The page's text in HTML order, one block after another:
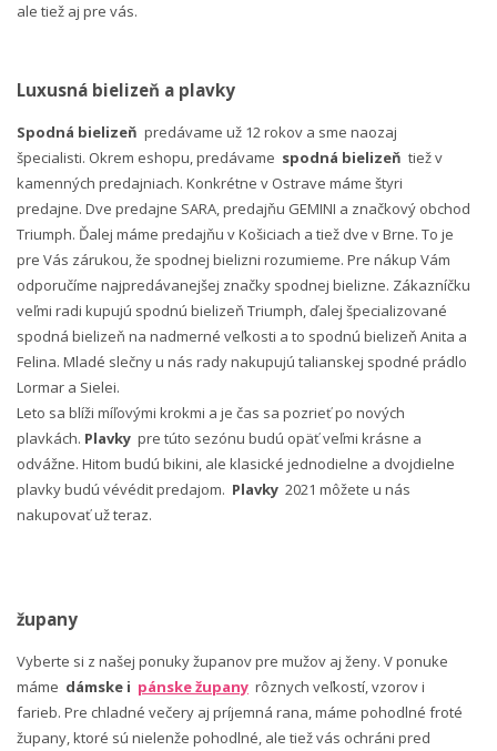
ale tiež aj pre vás.
Luxusná bielizeň a plavky
Spodná bielizeň predávame už 12 rokov a sme naozaj
špecialisti. Okrem eshopu, predávame spodná bielizeň tiež v
kamenných predajniach. Konkrétne v Ostrave máme štyri
predajne. Dve predajne SARA, predajňu GEMINI a značkový obchod
Triumph. Ďalej máme predajňu v Košiciach a tiež dve v Brne. To je
pre Vás zárukou, že spodnej bielizni rozumieme. Pre nákup Vám
odporučíme najpredávanejšej značky spodnej bielizne. Zákazníčku
veľmi radi kupujú spodnú bielizeň Triumph, ďalej špecializované
spodná bielizeň na nadmerné veľkosti a to spodnú bielizeň Anita a
Felina. Mladé slečny u nás rady nakupujú talianskej spodné prádlo
Lormar a Sielei.
Leto sa blíži míľovými krokmi a je čas sa pozrieť po nových
plavkách. Plavky pre túto sezónu budú opäť veľmi krásne a
odvážne. Hitom budú bikini, ale klasické jednodielne a dvojdielne
plavky budú vévédit predajom. Plavky 2021 môžete u nás
nakupovať už teraz.
župany
Vyberte si z našej ponuky županov pre mužov aj ženy. V ponuke
máme dámske i pánske župany rôznych veľkostí, vzorov i
farieb. Pre chladné večery aj príjemná rana, máme pohodlné froté
župany, ktoré sú nielenže pohodlné, ale tiež vás ochráni pred